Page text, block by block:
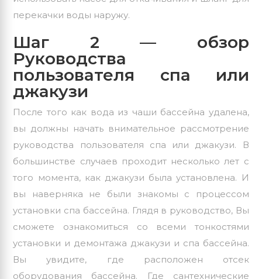
перекачки воды наружу.
Шаг 2 — обзор
Руководства
пользователя спа или
джакузи
После того как вода из чаши бассейна удалена,
вы должны начать внимательное рассмотрение
руководства пользователя спа или джакузи. В
большинстве случаев проходит несколько лет с
того момента, как джакузи была установлена. И
вы наверняка не были знакомы с процессом
установки спа бассейна. Глядя в руководство, Вы
сможете ознакомиться со всеми тонкостями
установки и демонтажа джакузи и спа бассейна.
Вы увидите, где расположен отсек
оборудования бассейна. Где сантехнические